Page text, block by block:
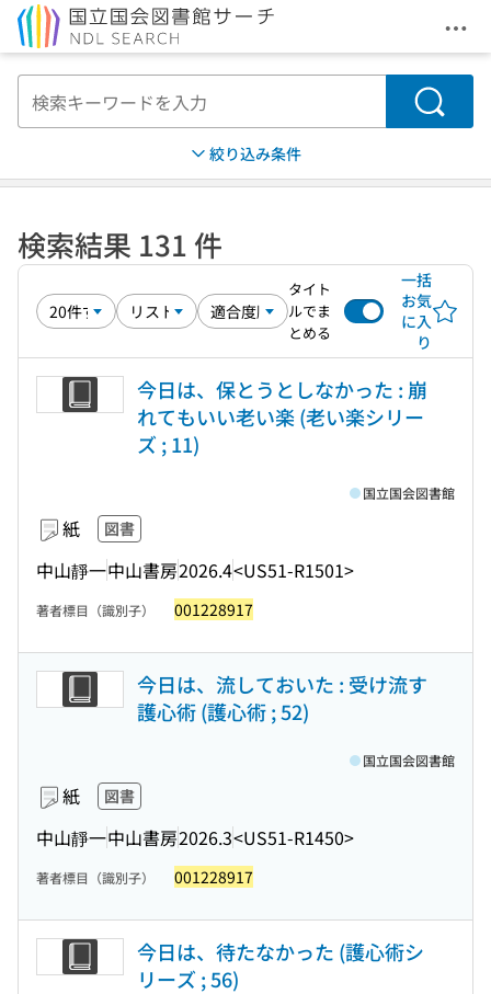
メ
検索
絞り込み条件
検索結果 131 件
タイト
ルでま
とめる
一括
お気
に入
り
今日は、保とうとしなかった : 崩
れてもいい老い楽 (老い楽シリー
ズ ; 11)
紙 図書
中山靜一中山書房2026.4<US51-R1501>
国立国会図書館
著者標目（識別子） 001228917
今日は、流しておいた : 受け流す
護心術 (護心術 ; 52)
紙 図書
中山靜一中山書房2026.3<US51-R1450>
国立国会図書館
著者標目（識別子） 001228917
今日は、待たなかった (護心術シ
リーズ ; 56)